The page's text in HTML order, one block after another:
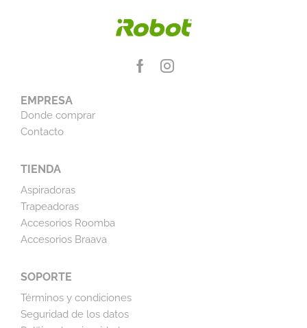
EMPRESA
Donde comprar
Contacto
TIENDA
Aspiradoras
Trapeadoras
Accesorios Roomba
Accesorios Braava
SOPORTE
Términos y condiciones
Seguridad de los datos